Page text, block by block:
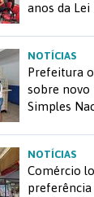
anos da Lei
NOTÍCIAS
Prefeitura
sobre novo
Simples
NOTÍCIAS
Comércio